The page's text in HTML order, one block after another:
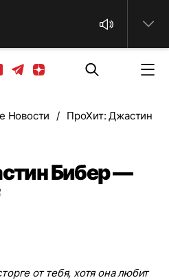
ТелеграмЯндекс дзен
Новости ПроХит: Джастин
Бибер —
от тебя, хотя она любит